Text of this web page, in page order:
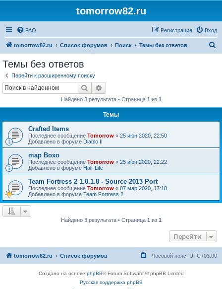
tomorrow82.ru
FAQ Вход
Регистрация
tomorrow82.ru Список форумов Поиск Темы без ответов
Темы без ответов
Перейти к расширенному поиску
Поиск
Найдено 3 результата • Страница 1 из 1
Темы
Crafted Items
Последнее сообщение Tomorrow « 25 июн 2020, 22:50
Добавлено в форуме Diablo II
map Boxo
Последнее сообщение Tomorrow « 25 июн 2020, 22:22
Добавлено в форуме Half-Life
Team Fortress 2 1.0.1.8 - Source 2013 Port
Последнее сообщение Tomorrow « 07 мар 2020, 17:18
Добавлено в форуме Team Fortress 2
Найдено 3 результата • Страница 1 из 1
Перейти
tomorrow82.ru Список форумов Часовой пояс: UTC+03:00
Создано на основе phpBB® Forum Software © phpBB Limited
Русская поддержка phpBB